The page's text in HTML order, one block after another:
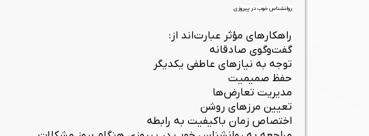
روانشناس خوب در پیروزی
راهکارهای مؤثر عبارت‌اند از:
گفت‌وگوی صادقانه
توجه به نیازهای عاطفی یکدیگر
حفظ صمیمیت
مدیریت تعارض‌ها
تعیین مرزهای روشن
اختصاص زمان باکیفیت به رابطه